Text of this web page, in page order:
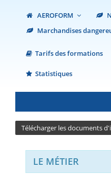
AEROFORM
Marchandises
Tarifs des formations
Statistiques
Télécharger les documents
LE MÉTIER